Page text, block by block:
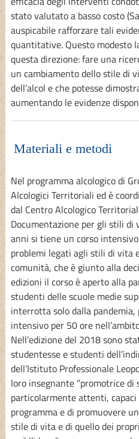
stato valutato a basso costo
auspicabile rafforzare tali
quantitative. Questo modesto
questa direzione: fare una
un cambiamento dello stile di
dell’alcol e che potesse
aumentando le evidenze
Materiali e metodi
Nel programma alcologico di
Alcologici Territoriali ed è
dal Centro Alcologico
Documentazione per gli stili
anni si tiene un corso
problemi legati agli stili di vita
comunità, che è giunto alla
edizioni il corso è aperto alla
studenti delle scuole medie
interrotta solo dalla pandemia,
intensivo per 50 ore
Nell’edizione del 2018 sono
studentesse e studenti
dell’Istituto Professionale
loro insegnante “promotrice di
particolarmente attenti,
programma e di promuovere
stile di vita e di quello dei